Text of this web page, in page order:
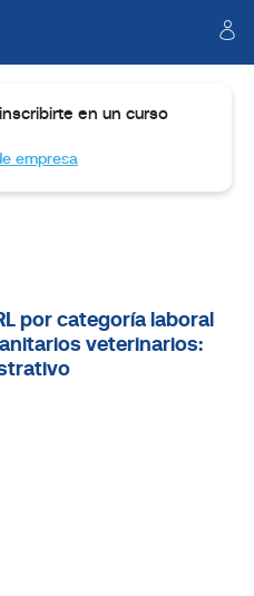
en un curso
empresa
por categoría laboral
veterinarios: